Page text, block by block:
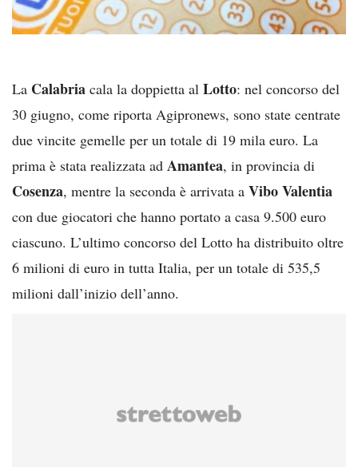
La Calabria cala la doppietta al Lotto: nel concorso del
30 giugno, come riporta Agipronews, sono state centrate
due vincite gemelle per un totale di 19 mila euro. La
prima è stata realizzata ad Amantea, in provincia di
Cosenza, mentre la seconda è arrivata a Vibo Valentia
con due giocatori che hanno portato a casa 9.500 euro
ciascuno. L’ultimo concorso del Lotto ha distribuito oltre
6 milioni di euro in tutta Italia, per un totale di 535,5
milioni dall’inizio dell’anno.